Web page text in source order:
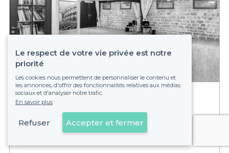
4,7 (7)
Les Rendez-vous d'ailleurs
20 - 100 pers.
Charonne
Voir sur la carte
Le respect de votre vie privée est notre
priorité
Les cookies nous permettent de personnaliser le contenu et
les annonces, d'offrir des fonctionnalités relatives aux médias
sociaux et d'analyser notre trafic.
En savoir plus
Refuser Accepter et fermer